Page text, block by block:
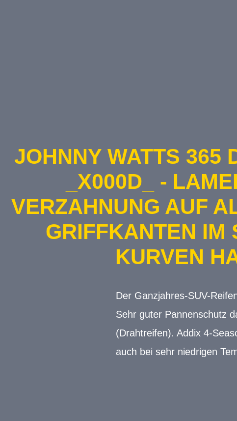
JOHNNY WATTS 365
_X000D_ -
VERZAHNUNG AUF
GRIFFKANTEN IM
KURVEN
Der Ganzjahres-SUV-
Sehr guter Pannenschutz
(Drahtreifen). Addix 4-
auch bei sehr niedrigen